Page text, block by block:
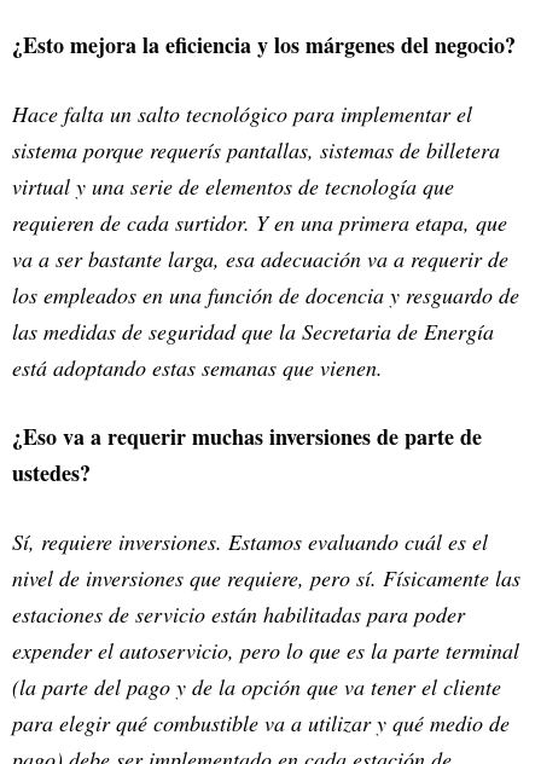
¿Esto mejora la eficiencia y los márgenes del negocio?
Hace falta un salto tecnológico para implementar el
sistema porque requerís pantallas, sistemas de billetera
virtual y una serie de elementos de tecnología que
requieren de cada surtidor. Y en una primera etapa, que
va a ser bastante larga, esa adecuación va a requerir de
los empleados en una función de docencia y resguardo de
las medidas de seguridad que la Secretaria de Energía
está adoptando estas semanas que vienen.
¿Eso va a requerir muchas inversiones de parte de
ustedes?
Sí, requiere inversiones. Estamos evaluando cuál es el
nivel de inversiones que requiere, pero sí. Físicamente las
estaciones de servicio están habilitadas para poder
expender el autoservicio, pero lo que es la parte terminal
(la parte del pago y de la opción que va tener el cliente
para elegir qué combustible va a utilizar y qué medio de